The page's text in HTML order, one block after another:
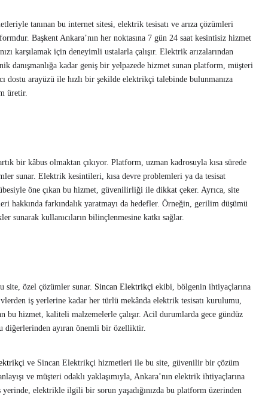
tanınan bu internet sitesi, elektrik tesisatı ve arıza çözümleri
Başkent Ankara’nın her noktasına 7 gün 24 saat kesintisiz hizmet
karşılamak için deneyimli ustalarla çalışır. Elektrik arızalarından
danışmanlığa kadar geniş bir yelpazede hizmet sunan platform, müşteri
dostu arayüzü ile hızlı bir şekilde elektrikçi talebinde bulunmanıza
üretir.
bir kâbus olmaktan çıkıyor. Platform, uzman kadrosuyla kısa sürede
sunar. Elektrik kesintileri, kısa devre problemleri ya da tesisat
öne çıkan bu hizmet, güvenilirliği ile dikkat çeker. Ayrıca, site
hakkında farkındalık yaratmayı da hedefler. Örneğin, gerilim düşümü
sunarak kullanıcıların bilinçlenmesine katkı sağlar.
site, özel çözümler sunar. Sincan Elektrikçi ekibi, bölgenin ihtiyaçlarına
iş yerlerine kadar her türlü mekânda elektrik tesisatı kurulumu,
bu hizmet, kaliteli malzemelerle çalışır. Acil durumlarda gece gündüz
diğerlerinden ayıran önemli bir özelliktir.
ve Sincan Elektrikçi hizmetleri ile bu site, güvenilir bir çözüm
ve müşteri odaklı yaklaşımıyla, Ankara’nın elektrik ihtiyaçlarına
elektrikle ilgili bir sorun yaşadığınızda bu platform üzerinden